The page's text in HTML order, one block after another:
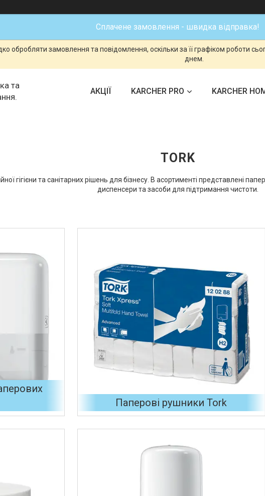
Сплачене замовлення - швидка відправка!
обробляти замовлення та повідомлення, оскільки за її графіком роботи
днем.
та
АКЦІЇ KARCHER PRO KARCHER
TORK
гігієни та санітарних рішень для бізнесу. В асортименті представлені
диспенсери та засоби для підтримання чистоти.
Паперові рушники Tork